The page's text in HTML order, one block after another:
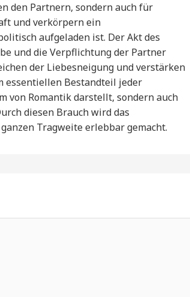
den Partnern, sondern auch für
und verkörpern ein
aufgeladen ist. Der Akt des
und die Verpflichtung der Partner
der Liebesneigung und verstärken
essentiellen Bestandteil jeder
von Romantik darstellt, sondern auch
diesen Brauch wird das
Tragweite erlebbar gemacht.